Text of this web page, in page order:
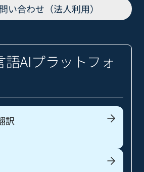
い合わせ（法人利用）
語AIプラットフォ
訳